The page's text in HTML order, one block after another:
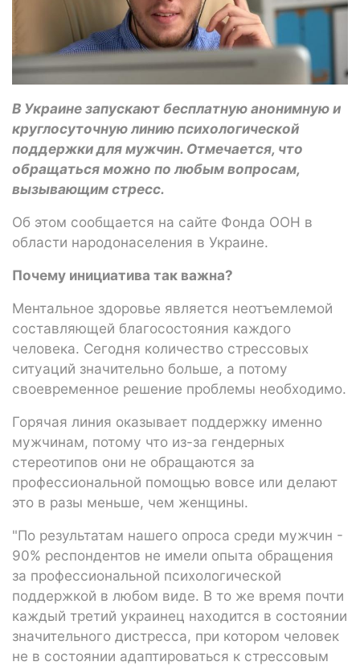
В Украине запускают бесплатную анонимную и
круглосуточную линию психологической
поддержки для мужчин. Отмечается, что
обращаться можно по любым вопросам,
вызывающим стресс.
Об этом сообщается на сайте Фонда ООН в
области народонаселения в Украине.
Почему инициатива так важна?
Ментальное здоровье является неотъемлемой
составляющей благосостояния каждого
человека. Сегодня количество стрессовых
ситуаций значительно больше, а потому
своевременное решение проблемы необходимо.
Горячая линия оказывает поддержку именно
мужчинам, потому что из-за гендерных
стереотипов они не обращаются за
профессиональной помощью вовсе или делают
это в разы меньше, чем женщины.
"По результатам нашего опроса среди мужчин -
90% респондентов не имели опыта обращения
за профессиональной психологической
поддержкой в любом виде. В то же время почти
каждый третий украинец находится в состоянии
значительного дистресса, при котором человек
не в состоянии адаптироваться к стрессовым